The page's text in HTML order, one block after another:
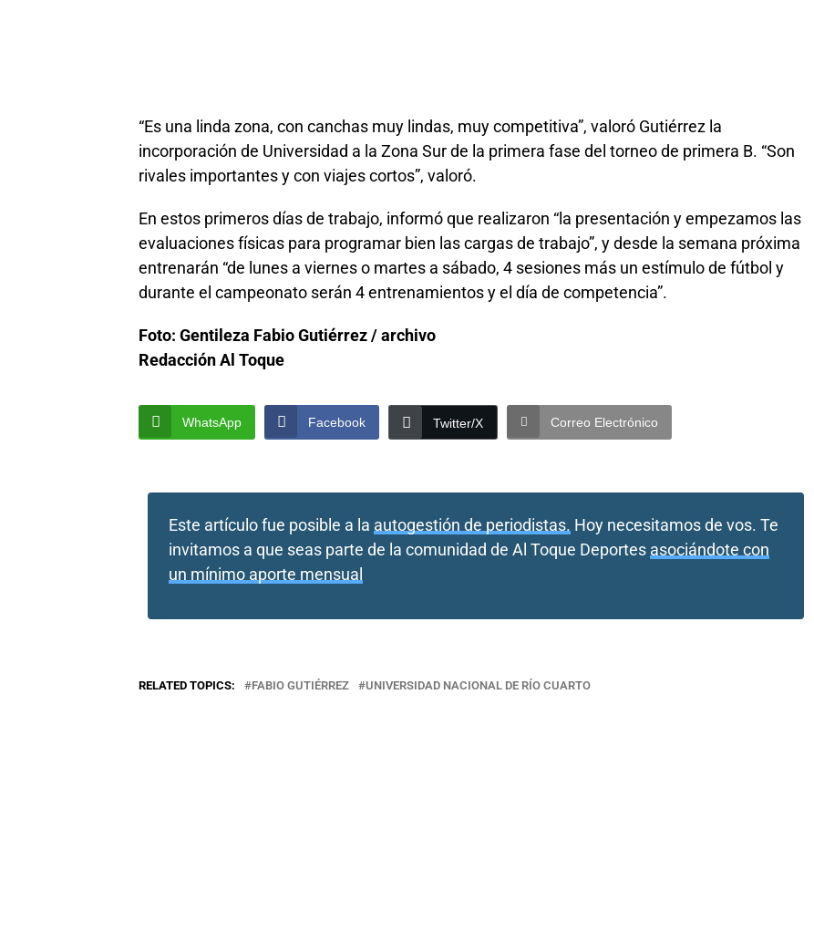
“Es una linda zona, con canchas muy lindas, muy competitiva”, valoró Gutiérrez la
incorporación de Universidad a la Zona Sur de la primera fase del torneo de primera B. “Son
rivales importantes y con viajes cortos”, valoró.
En estos primeros días de trabajo, informó que realizaron “la presentación y empezamos las
evaluaciones físicas para programar bien las cargas de trabajo”, y desde la semana próxima
entrenarán “de lunes a viernes o martes a sábado, 4 sesiones más un estímulo de fútbol y
durante el campeonato serán 4 entrenamientos y el día de competencia”.
Foto: Gentileza Fabio Gutiérrez / archivo
Redacción Al Toque
WhatsApp Facebook Twitter/X Correo Electrónico
Este artículo fue posible a la autogestión de periodistas. Hoy necesitamos de vos. Te
invitamos a que seas parte de la comunidad de Al Toque Deportes asociándote con
un mínimo aporte mensual
RELATED TOPICS: FABIO GUTIÉRREZ UNIVERSIDAD NACIONAL DE RÍO CUARTO